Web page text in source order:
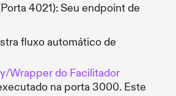
4021): Seu endpoint de
fluxo automático de
Wrapper do Facilitador
na porta 3000. Este